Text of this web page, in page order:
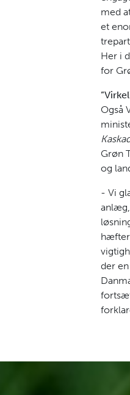
med
et
Her i
for
Også
Grøn
og
- Vi
hæfter
der